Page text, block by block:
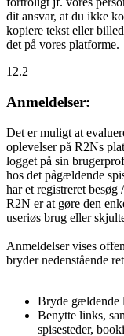
dit ansvar, at du ikke
kopiere tekst eller
det på vores platforme.
12.2
Anmeldelser:
Det er muligt at
oplevelser på R2Ns
logget på sin
hos det pågældende
har et registreret besøg
R2N er at gøre den
useriøs brug eller
Anmeldelser vises
bryder nedenstående
Bryde gældende
Benytte links,
spisesteder,